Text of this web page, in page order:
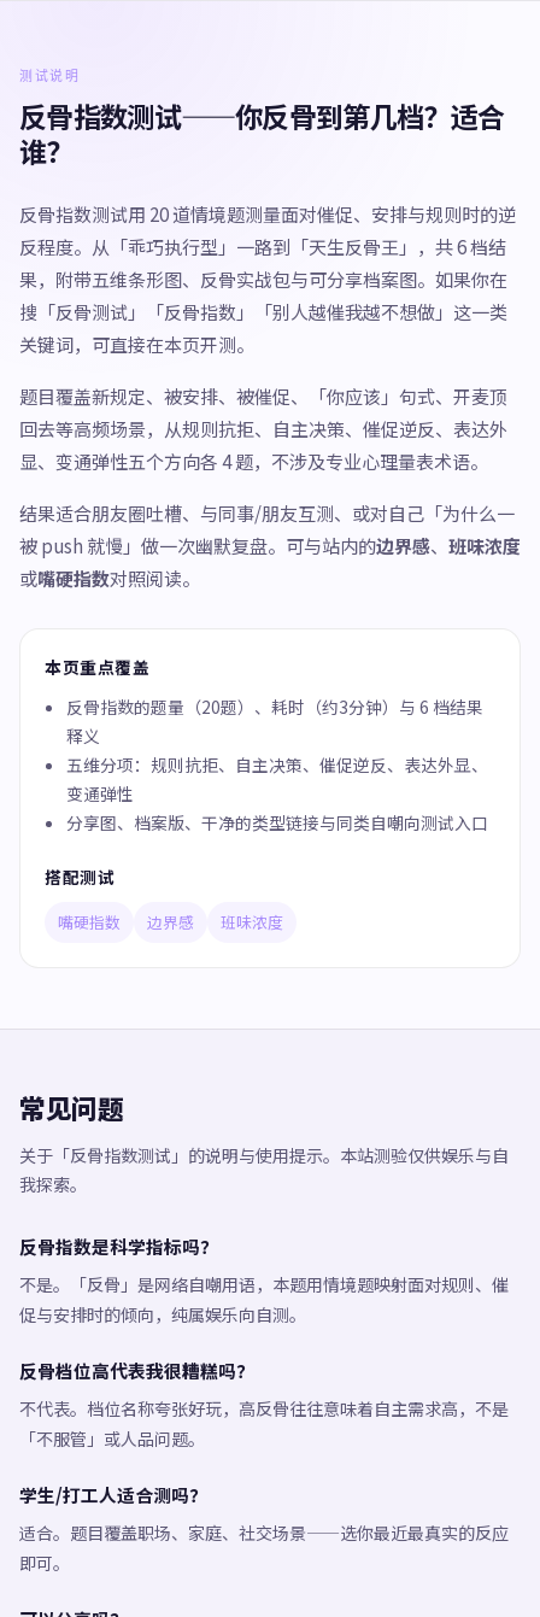
测试说明
反骨指数测试——你反骨到第几档？适合
谁？
反骨指数测试用 20 道情境题测量面对催促、安排与规则时的逆
反程度。从「乖巧执行型」一路到「天生反骨王」，共 6 档结
果，附带五维条形图、反骨实战包与可分享档案图。如果你在
搜「反骨测试」「反骨指数」「别人越催我越不想做」这一类
关键词，可直接在本页开测。
题目覆盖新规定、被安排、被催促、「你应该」句式、开麦顶
回去等高频场景，从规则抗拒、自主决策、催促逆反、表达外
显、变通弹性五个方向各 4 题，不涉及专业心理量表术语。
结果适合朋友圈吐槽、与同事/朋友互测、或对自己「为什么一
被 push 就慢」做一次幽默复盘。可与站内的边界感、 班味浓度
或嘴硬指数对照阅读。
本页重点覆盖
反骨指数的题量（20题）、耗时（约3分钟）与 6 档结果
释义
五维分项：规则抗拒、自主决策、催促逆反、表达外显、
变通弹性
分享图、档案版、干净的类型链接与同类自嘲向测试入口
搭配测试
嘴硬指数 边界感 班味浓度
常见问题
关于「反骨指数测试」的说明与使用提示。本站测验仅供娱乐与自
我探索。
反骨指数是科学指标吗？
不是。「反骨」是网络自嘲用语，本题用情境题映射面对规则、催
促与安排时的倾向，纯属娱乐向自测。
反骨档位高代表我很糟糕吗？
不代表。档位名称夸张好玩，高反骨往往意味着自主需求高，不是
「不服管」或人品问题。
学生/打工人适合测吗？
适合。题目覆盖职场、家庭、社交场景——选你最近最真实的反应
即可。